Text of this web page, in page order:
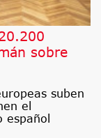
sobre
suben
el